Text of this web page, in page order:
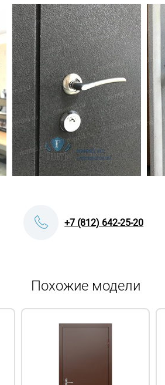
+7 (812) 642-25-20
Похожие модели